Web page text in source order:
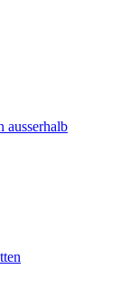
ausserhalb